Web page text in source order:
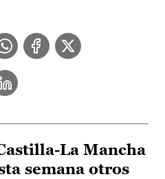
La Mancha
semana otros